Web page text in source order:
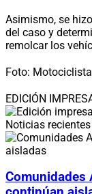
Asimismo, se
del caso y
remolcar los
Foto:
EDICIÓN
Noticias recientes
Comunidades